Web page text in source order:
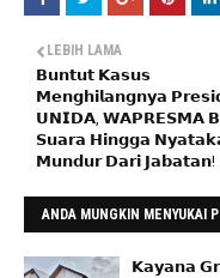
LEBIH LAMA
𝗕𝘂𝗻𝘁𝘂𝘁 𝗞𝗮𝘀𝘂𝘀
𝗠𝗲𝗻𝗴𝗵𝗶𝗹𝗮𝗻𝗴𝗻𝘆𝗮
𝗨𝗡𝗜𝗗𝗔, 𝗪𝗔𝗣𝗥𝗘𝗦𝗠𝗔
𝗦𝘂𝗮𝗿𝗮 𝗛𝗶𝗻𝗴𝗴𝗮
𝗠𝘂𝗻𝗱𝘂𝗿 𝗗𝗮𝗿𝗶 𝗝𝗮𝗯𝗮𝘁𝗮𝗻!
ANDA MUNGKIN MENYUKAI
𝗞𝗮𝘆𝗮𝗻𝗮